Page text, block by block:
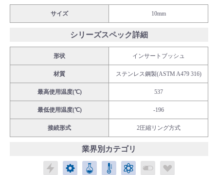
Corporate Blog
採用情報
languageLanguage：日本語／English
サイズ 10mm
シリーズスペック詳細
形状 インサートブッシュ
材質 ステンレス鋼製(ASTM A479 316)
最高使用温度(℃) 537
最低使用温度(℃) -196
接続形式 2圧縮リング方式
業界別カテゴリ
エレクトロニクス
メカトロニクス
ケミカルパブリックラボラトリ
エネルギーバイオメディカ